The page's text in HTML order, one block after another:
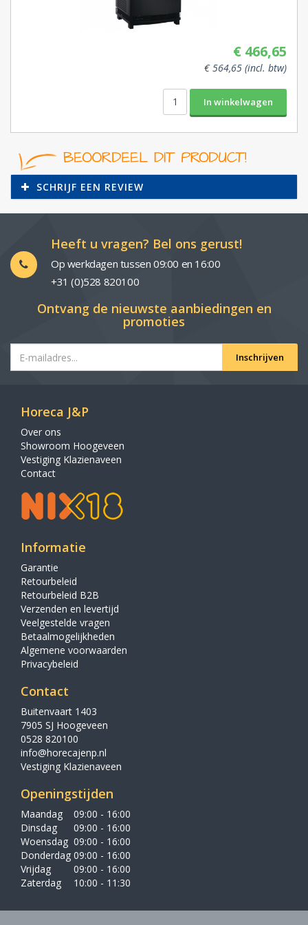
€ 466,65
€ 564,65 (incl. btw)
SCHRIJF EEN REVIEW
Heeft u vragen? Bel ons gerust!
Op werkdagen tussen 09:00 en 16:00
+31 (0)528 820100
Ontvang de nieuwste aanbiedingen en
promoties
Inschrijven
Horeca J&P
Over ons
Showroom Hoogeveen
Vestiging Klazienaveen
Contact
Informatie
Garantie
Retourbeleid
Retourbeleid B2B
Verzenden en levertijd
Veelgestelde vragen
Betaalmogelijkheden
Algemene voorwaarden
Privacybeleid
Contact
Buitenvaart 1403
7905 SJ Hoogeveen
0528 820100
info@horecajenp.nl
Vestiging Klazienaveen
Openingstijden
Maandag
09:00 - 16:00
Dinsdag
09:00 - 16:00
Woensdag 09:00 - 16:00
Donderdag 09:00 - 16:00
Vrijdag
09:00 - 16:00
Zaterdag
10:00 - 11:30